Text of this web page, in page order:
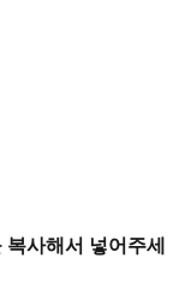
사해서 넣어주세